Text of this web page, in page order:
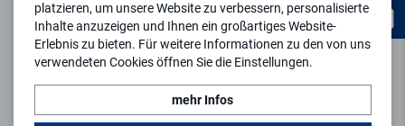
platzieren, um unsere Website zu verbessern, personalisierte
Inhalte anzuzeigen und Ihnen ein großartiges Website-
Erlebnis zu bieten. Für weitere Informationen zu den von uns
verwendeten Cookies öffnen Sie die Einstellungen.
mehr Infos